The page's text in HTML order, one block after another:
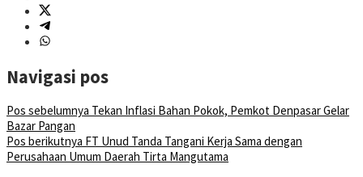
Navigasi pos
Pos sebelumnya Tekan Inflasi Bahan Pokok, Pemkot Denpasar Gelar
Bazar Pangan
Pos berikutnya FT Unud Tanda Tangani Kerja Sama dengan
Perusahaan Umum Daerah Tirta Mangutama